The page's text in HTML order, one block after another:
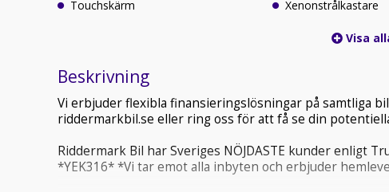
Touchskärm
Xenonstrålkastare
Visa
Beskrivning
Vi erbjuder flexibla finansieringslösningar på samtliga
riddermarkbil.se eller ring oss för att få se din
Riddermark Bil har Sveriges NÖJDASTE kunder enligt
*YEK316* *Vi tar emot alla inbyten och erbjuder